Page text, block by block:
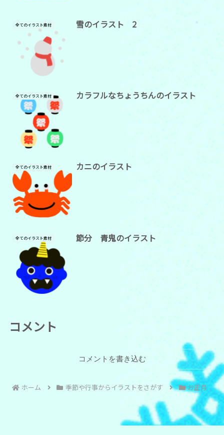
全てのイラスト素材 雪のイラスト 2
全てのイラスト素材 カラフルなちょうちんのイラスト
全てのイラスト素材 カニのイラスト
全てのイラスト素材 節分 青鬼のイラスト
コメント
コメントを書き込む
ホーム 季節や行事からイラストをさがす お正月